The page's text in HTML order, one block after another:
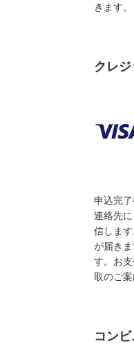
きます。
クレ
申込完
連絡先
信しま
が届き
す。お
取のご案
コン